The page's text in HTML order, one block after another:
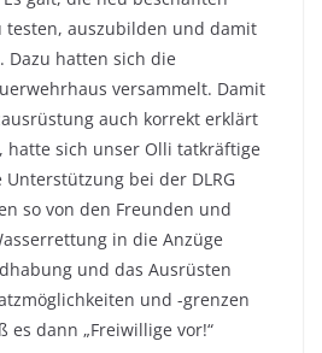
testen, auszubilden und damit
Dazu hatten sich die
versammelt. Damit
auch korrekt erklärt
hatte sich unser Olli tatkräftige
bei der DLRG
so von den Freunden und
in die Anzüge
und das Ausrüsten
und -grenzen
es dann „Freiwillige vor!“